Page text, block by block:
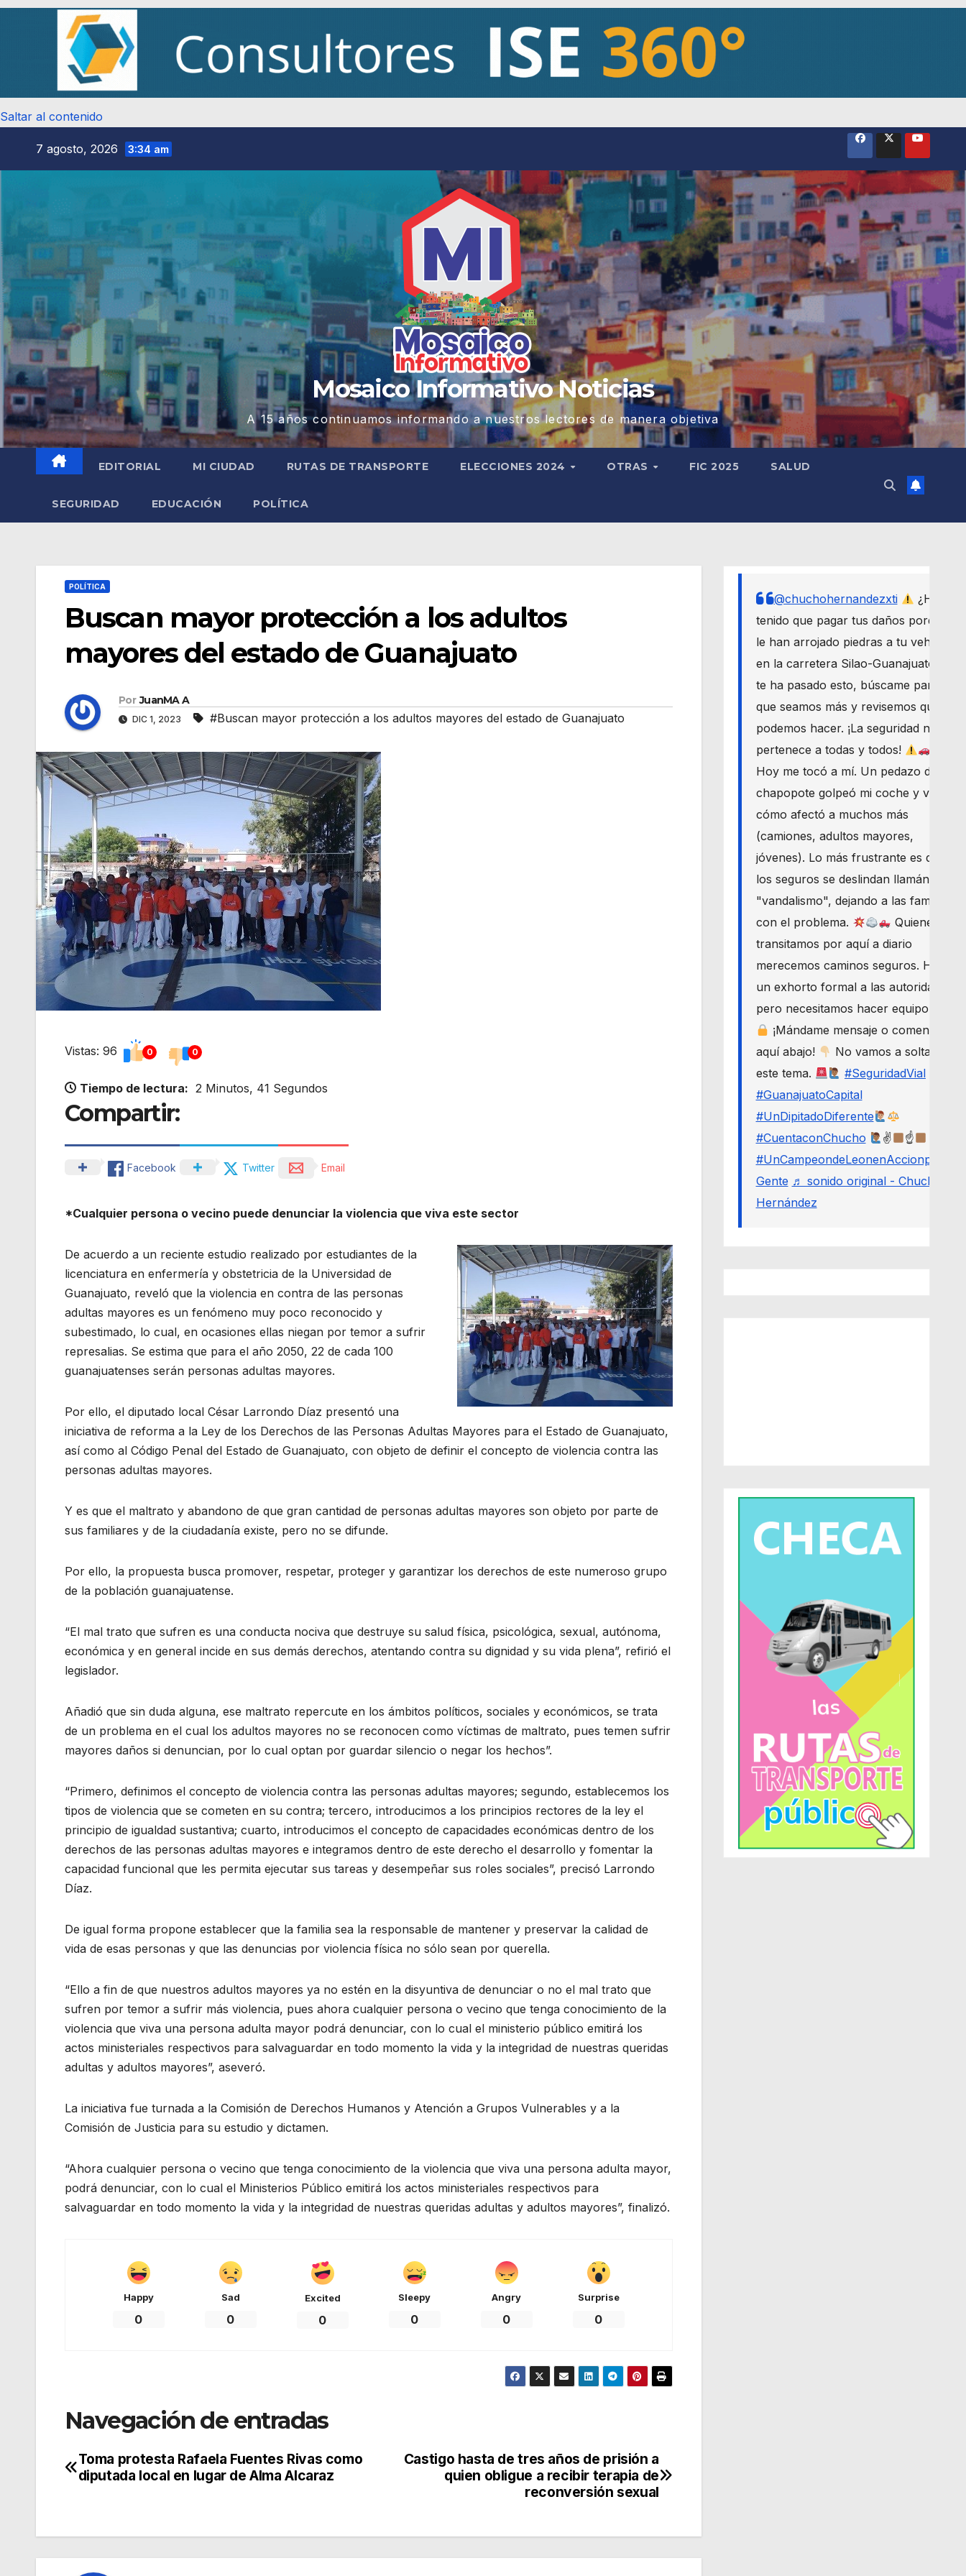
Saltar al contenido
7 agosto, 2026 3:34 am
Mosaico Informativo Noticias
A 15 años continuamos informando a nuestros lectores de manera objetiva
EDITORIAL MI CIUDAD RUTAS DE TRANSPORTE ELECCIONES 2024 OTRAS FIC 2025 SALUD
SEGURIDAD EDUCACIÓN POLÍTICA
POLÍTICA
Buscan mayor protección a los adultos
mayores del estado de Guanajuato
Por JuanMA A
DIC 1, 2023 #Buscan mayor protección a los adultos mayores del estado de Guanajuato
Vistas: 96 0 0
Tiempo de lectura: 2 Minutos, 41 Segundos
Compartir:
Facebook Twitter Email
*Cualquier persona o vecino puede denunciar la violencia que viva este sector
De acuerdo a un reciente estudio realizado por estudiantes de la
licenciatura en enfermería y obstetricia de la Universidad de
Guanajuato, reveló que la violencia en contra de las personas
adultas mayores es un fenómeno muy poco reconocido y
subestimado, lo cual, en ocasiones ellas niegan por temor a sufrir
represalias. Se estima que para el año 2050, 22 de cada 100
guanajuatenses serán personas adultas mayores.
Por ello, el diputado local César Larrondo Díaz presentó una
iniciativa de reforma a la Ley de los Derechos de las Personas Adultas Mayores para el Estado de Guanajuato,
así como al Código Penal del Estado de Guanajuato, con objeto de definir el concepto de violencia contra las
personas adultas mayores.
Y es que el maltrato y abandono de que gran cantidad de personas adultas mayores son objeto por parte de
sus familiares y de la ciudadanía existe, pero no se difunde.
Por ello, la propuesta busca promover, respetar, proteger y garantizar los derechos de este numeroso grupo
de la población guanajuatense.
“El mal trato que sufren es una conducta nociva que destruye su salud física, psicológica, sexual, autónoma,
económica y en general incide en sus demás derechos, atentando contra su dignidad y su vida plena”, refirió el
legislador.
Añadió que sin duda alguna, ese maltrato repercute en los ámbitos políticos, sociales y económicos, se trata
de un problema en el cual los adultos mayores no se reconocen como víctimas de maltrato, pues temen sufrir
mayores daños si denuncian, por lo cual optan por guardar silencio o negar los hechos”.
“Primero, definimos el concepto de violencia contra las personas adultas mayores; segundo, establecemos los
tipos de violencia que se cometen en su contra; tercero, introducimos a los principios rectores de la ley el
principio de igualdad sustantiva; cuarto, introducimos el concepto de capacidades económicas dentro de los
derechos de las personas adultas mayores e integramos dentro de este derecho el desarrollo y fomentar la
capacidad funcional que les permita ejecutar sus tareas y desempeñar sus roles sociales”, precisó Larrondo
Díaz.
De igual forma propone establecer que la familia sea la responsable de mantener y preservar la calidad de
vida de esas personas y que las denuncias por violencia física no sólo sean por querella.
“Ello a fin de que nuestros adultos mayores ya no estén en la disyuntiva de denunciar o no el mal trato que
sufren por temor a sufrir más violencia, pues ahora cualquier persona o vecino que tenga conocimiento de la
violencia que viva una persona adulta mayor podrá denunciar, con lo cual el ministerio público emitirá los
actos ministeriales respectivos para salvaguardar en todo momento la vida y la integridad de nuestras queridas
adultas y adultos mayores”, aseveró.
La iniciativa fue turnada a la Comisión de Derechos Humanos y Atención a Grupos Vulnerables y a la
Comisión de Justicia para su estudio y dictamen.
“Ahora cualquier persona o vecino que tenga conocimiento de la violencia que viva una persona adulta mayor,
podrá denunciar, con lo cual el Ministerios Público emitirá los actos ministeriales respectivos para
salvaguardar en todo momento la vida y la integridad de nuestras queridas adultas y adultos mayores”, finalizó.
Happy
0
Sad
0
Excited
0
Sleepy
0
Angry
0
Surprise
0
Navegación de entradas
Castigo hasta de tres años de prisión a
quien obligue a recibir terapia de
reconversión sexual
Toma protesta Rafaela Fuentes Rivas como
diputada local en lugar de Alma Alcaraz
@chuchohernandezxti
¿Has
tenido que pagar tus daños porque
le han arrojado piedras a tu vehículo
en la carretera Silao-Guanajuato? Si
te ha pasado esto, búscame para
que seamos más y revisemos qué
podemos hacer. ¡La seguridad nos
pertenece a todas y todos!
Hoy me tocó a mí. Un pedazo de
chapopote golpeó mi coche y vi
cómo afectó a muchos más
(camiones, adultos mayores,
jóvenes). Lo más frustrante es que
los seguros se deslindan llamándolo
"vandalismo", dejando a las familias
con el problema.
Quienes
transitamos por aquí a diario
merecemos caminos seguros. Haré
un exhorto formal a las autoridades,
pero necesitamos hacer equipo.
¡Mándame mensaje o comenta
aquí abajo!
No vamos a soltar
este tema.
#SeguridadVial
#GuanajuatoCapital
#UnDipitadoDiferente
#CuentaconChucho
✌
☝
#UnCampeondeLeonenAccionporLa
Gente ♬ sonido original - Chucho
Hernández